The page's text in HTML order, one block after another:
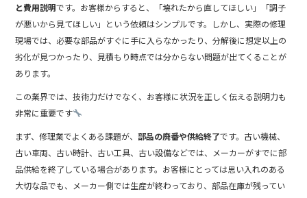
と費用説明です。お客様からすると、「壊れたから直してほしい」「調子
が悪いから見てほしい」という依頼はシンプルです。しかし、実際の修理
現場では、必要な部品がすぐに手に入らなかったり、分解後に想定以上の
劣化が見つかったり、見積もり時点では分からない問題が出てくることが
あります。
この業界では、技術力だけでなく、お客様に状況を正しく伝える説明力も
非常に重要です
まず、修理業でよくある課題が、部品の廃番や供給終了です。古い機械、
古い車両、古い時計、古い工具、古い設備などでは、メーカーがすでに部
品供給を終了している場合があります。お客様にとっては思い入れのある
大切な品でも、メーカー側では生産が終わっており、部品在庫が残ってい